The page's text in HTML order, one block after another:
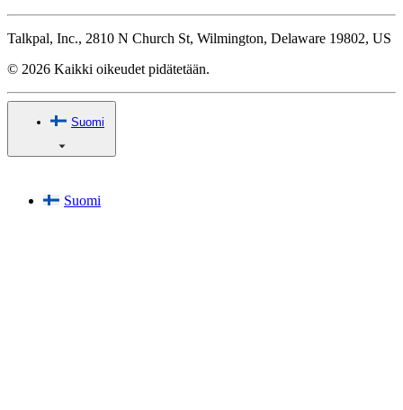
Talkpal, Inc., 2810 N Church St, Wilmington, Delaware 19802, US
© 2026 Kaikki oikeudet pidätetään.
Suomi
Suomi